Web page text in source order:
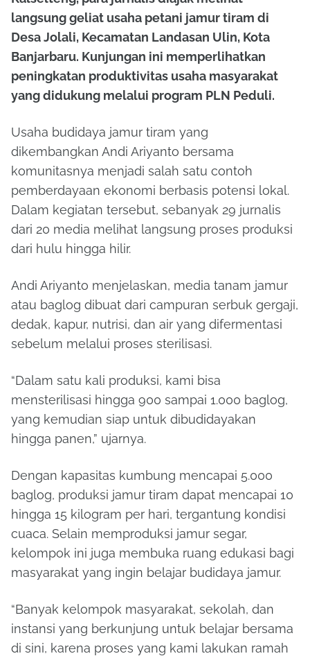
langsung geliat usaha petani jamur tiram di
Desa Jolali, Kecamatan Landasan Ulin, Kota
Banjarbaru. Kunjungan ini memperlihatkan
peningkatan produktivitas usaha masyarakat
yang didukung melalui program PLN Peduli.
Usaha budidaya jamur tiram yang
dikembangkan Andi Ariyanto bersama
komunitasnya menjadi salah satu contoh
pemberdayaan ekonomi berbasis potensi lokal.
Dalam kegiatan tersebut, sebanyak 29 jurnalis
dari 20 media melihat langsung proses produksi
dari hulu hingga hilir.
Andi Ariyanto menjelaskan, media tanam jamur
atau baglog dibuat dari campuran serbuk gergaji,
dedak, kapur, nutrisi, dan air yang difermentasi
sebelum melalui proses sterilisasi.
“Dalam satu kali produksi, kami bisa
mensterilisasi hingga 900 sampai 1.000 baglog,
yang kemudian siap untuk dibudidayakan
hingga panen,” ujarnya.
Dengan kapasitas kumbung mencapai 5.000
baglog, produksi jamur tiram dapat mencapai 10
hingga 15 kilogram per hari, tergantung kondisi
cuaca. Selain memproduksi jamur segar,
kelompok ini juga membuka ruang edukasi bagi
masyarakat yang ingin belajar budidaya jamur.
“Banyak kelompok masyarakat, sekolah, dan
instansi yang berkunjung untuk belajar bersama
di sini, karena proses yang kami lakukan ramah